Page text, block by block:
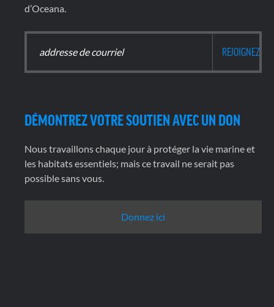
d’Oceana.
DÉMONTREZ VOTRE SOUTIEN AVEC UN DON
Nous travaillons chaque jour à protéger la vie marine et
les habitats essentiels; mais ce travail ne serait pas
possible sans vous.
Donnez ici